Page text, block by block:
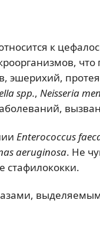
к
что
эшерихий,
spp., Neisseria
Enterococcus
aeruginosa. He
стафилококки.